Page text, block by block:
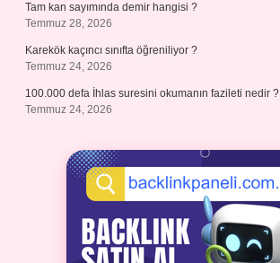
Tam kan sayımında demir hangisi ?
Temmuz 28, 2026
Karekök kaçıncı sınıfta öğreniliyor ?
Temmuz 24, 2026
100.000 defa İhlas suresini okumanın fazileti nedir ?
Temmuz 24, 2026